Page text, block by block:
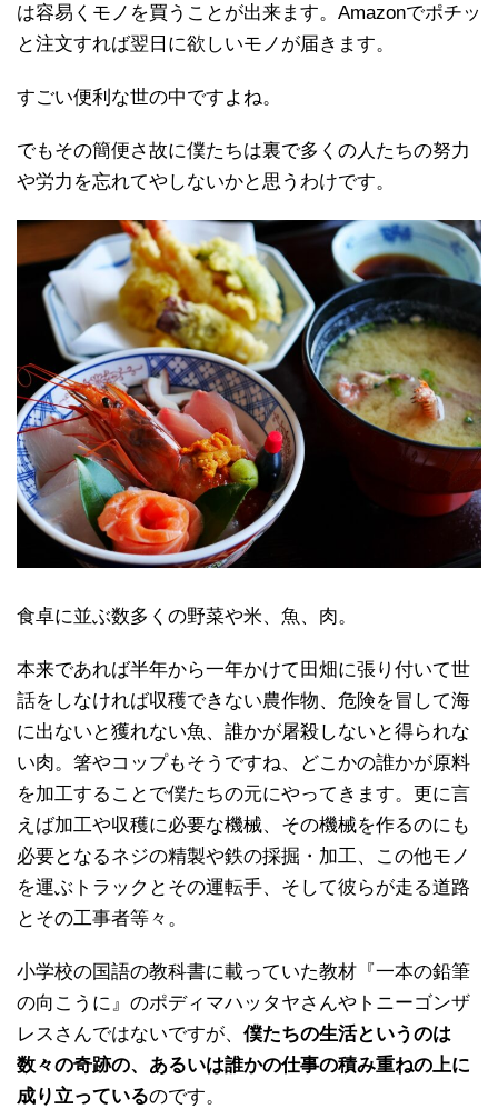
は容易くモノを買うことが出来ます。Amazonでポチッ
と注文すれば翌日に欲しいモノが届きます。
すごい便利な世の中ですよね。
でもその簡便さ故に僕たちは裏で多くの人たちの努力
や労力を忘れてやしないかと思うわけです。
食卓に並ぶ数多くの野菜や米、魚、肉。
本来であれば半年から一年かけて田畑に張り付いて世
話をしなければ収穫できない農作物、危険を冒して海
に出ないと獲れない魚、誰かが屠殺しないと得られな
い肉。箸やコップもそうですね、どこかの誰かが原料
を加工することで僕たちの元にやってきます。更に言
えば加工や収穫に必要な機械、その機械を作るのにも
必要となるネジの精製や鉄の採掘・加工、この他モノ
を運ぶトラックとその運転手、そして彼らが走る道路
とその工事者等々。
小学校の国語の教科書に載っていた教材『一本の鉛筆
の向こうに』のポディマハッタヤさんやトニーゴンザ
レスさんではないですが、 僕たちの生活というのは
数々の奇跡の、あるいは誰かの仕事の積み重ねの上に
成り立っているのです。